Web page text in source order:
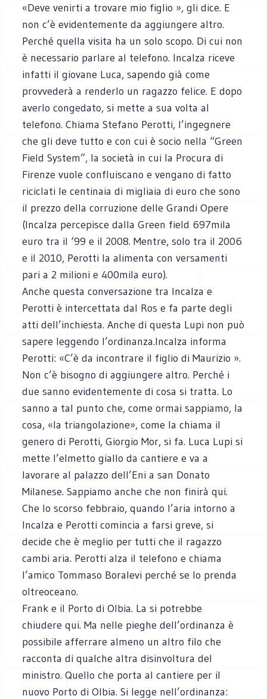
«Deve venirti a trovare mio figlio », gli dice. E
non c’è evidentemente da aggiungere altro.
Perché quella visita ha un solo scopo. Di cui non
è necessario parlare al telefono. Incalza riceve
infatti il giovane Luca, sapendo già come
provvederà a renderlo un ragazzo felice. E dopo
averlo congedato, si mette a sua volta al
telefono. Chiama Stefano Perotti, l’ingegnere
che gli deve tutto e con cui è socio nella “Green
Field System”, la società in cui la Procura di
Firenze vuole confluiscano e vengano di fatto
riciclati le centinaia di migliaia di euro che sono
il prezzo della corruzione delle Grandi Opere
(Incalza percepisce dalla Green field 697mila
euro tra il ‘99 e il 2008. Mentre, solo tra il 2006
e il 2010, Perotti la alimenta con versamenti
pari a 2 milioni e 400mila euro).
Anche questa conversazione tra Incalza e
Perotti è intercettata dal Ros e fa parte degli
atti dell’inchiesta. Anche di questa Lupi non può
sapere leggendo l’ordinanza.Incalza informa
Perotti: «C’è da incontrare il figlio di Maurizio ».
Non c’è bisogno di aggiungere altro. Perché i
due sanno evidentemente di cosa si tratta. Lo
sanno a tal punto che, come ormai sappiamo, la
cosa, «la triangolazione», come la chiama il
genero di Perotti, Giorgio Mor, si fa. Luca Lupi si
mette l’elmetto giallo da cantiere e va a
lavorare al palazzo dell’Eni a san Donato
Milanese. Sappiamo anche che non finirà qui.
Che lo scorso febbraio, quando l’aria intorno a
Incalza e Perotti comincia a farsi greve, si
decide che è meglio per tutti che il ragazzo
cambi aria. Perotti alza il telefono e chiama
l’amico Tommaso Boralevi perché se lo prenda
oltreoceano.
Frank e il Porto di Olbia. La si potrebbe
chiudere qui. Ma nelle pieghe dell’ordinanza è
possibile afferrare almeno un altro filo che
racconta di qualche altra disinvoltura del
ministro. Quello che porta al cantiere per il
nuovo Porto di Olbia. Si legge nell’ordinanza: